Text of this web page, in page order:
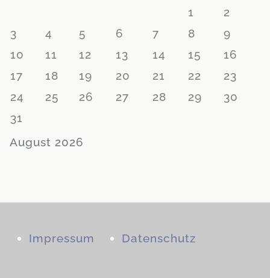
August 2026
1
2
3
4 5 6 7 8
9
10
11 12 13 14 15
16
17
18 19 20 21 22
23
24
25 26 27 28 29
30
31
Impressum Datenschutz